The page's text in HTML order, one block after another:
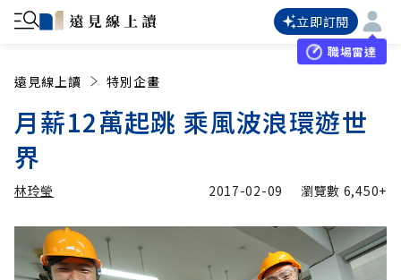
立即訂閱
職場雷達
遠見線上讀 特別企畫
月薪12萬起跳 乘風波浪環遊世
界
林玲瑩
林玲瑩 加入追蹤
2017-02-09 瀏覽數 6,450+